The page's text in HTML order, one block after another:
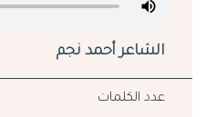
الشاعر أحمد نجم
عدد الكلمات